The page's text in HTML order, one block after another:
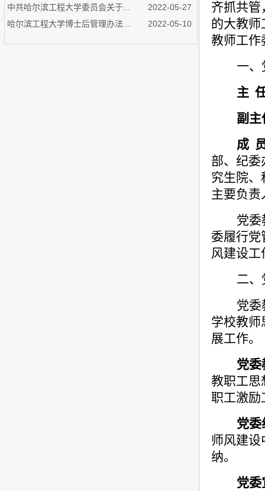
中共哈尔滨工程大学委员会关于...
2022-05-27
哈尔滨工程大学博士后管理办法...
2022-05-10
齐抓共管
的大教师
教师工作
一、
主
副主
成
部、纪委
究生院、
主要负责
党委
委履行党
风建设工
二、
党委
学校教师
展工作。
党委
教职工思
职工激励
党委
师风建
纳。
党委